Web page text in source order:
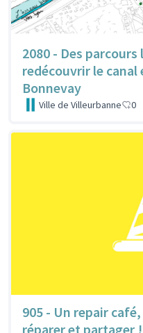
2080 - Des
redécouvrir le
Bonnevay
Ville de Villeurbanne 0
905 - Un repair
réparer et partager !